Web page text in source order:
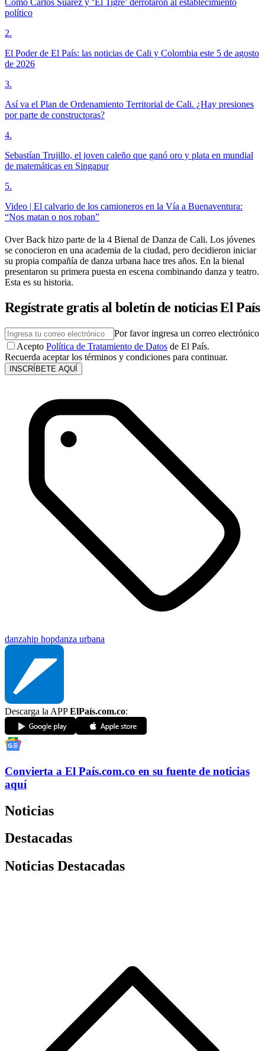
Cómo Carlos Suárez y ‘El Tigre’ derrotaron al establecimiento
político
2.
El Poder de El País: las noticias de Cali y Colombia este 5 de agosto
de 2026
3.
Así va el Plan de Ordenamiento Territorial de Cali. ¿Hay presiones
por parte de constructoras?
4.
Sebastían Trujillo, el joven caleño que ganó oro y plata en mundial
de matemáticas en Singapur
5.
Video | El calvario de los camioneros en la Vía a Buenaventura:
“Nos matan o nos roban”
Over Back hizo parte de la 4 Bienal de Danza de Cali. Los jóvenes
se conocieron en una academia de la ciudad, pero decidieron iniciar
su propia compañía de danza urbana hace tres años. En la bienal
presentaron su primera puesta en escena combinando danza y teatro.
Esta es su historia.
Regístrate gratis al boletín de noticias El País
Por favor ingresa un correo electrónico
Acepto Política de Tratamiento de Datos de El País.
Recuerda aceptar los términos y condiciones para continuar.
INSCRÍBETE AQUÍ
danzahip hopdanza urbana
Descarga la APPElPaís.com.co:
Convierta a El País.com.co en su fuente de noticias
aquí
Noticias
Destacadas
Noticias Destacadas